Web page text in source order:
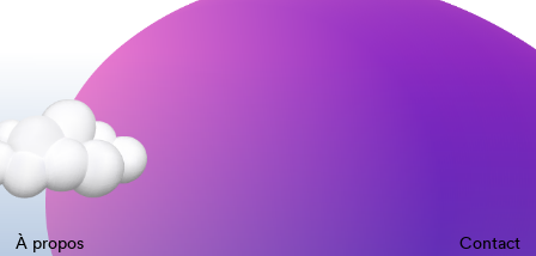
À propos
Contact